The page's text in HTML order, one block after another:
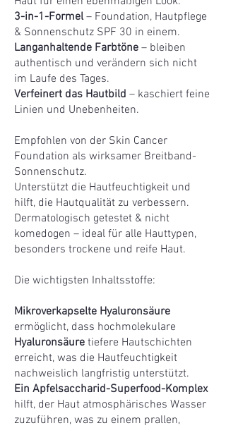
3-in-1-Formel– Foundation, Hautpflege
& Sonnenschutz SPF 30 in einem.
Langanhaltende Farbtöne – bleiben
authentisch und verändern sich nicht
im Laufe des Tages.
Verfeinert das Hautbild – kaschiert feine
Linien und Unebenheiten.
Empfohlen von der Skin Cancer
Foundation als wirksamer Breitband-
Sonnenschutz.
Unterstützt die Hautfeuchtigkeit und
hilft, die Hautqualität zu verbessern.
Dermatologisch getestet & nicht
komedogen – ideal für alle Hauttypen,
besonders trockene und reife Haut.
Die wichtigsten Inhaltsstoffe:
Mikroverkapselte Hyaluronsäure
ermöglicht, dass hochmolekulare
Hyaluronsäure tiefere Hautschichten
erreicht, was die Hautfeuchtigkeit
nachweislich langfristig unterstützt.
Ein Apfelsaccharid-Superfood-Komplex
hilft, der Haut atmosphärisches Wasser
zuzuführen, was zu einem prallen,